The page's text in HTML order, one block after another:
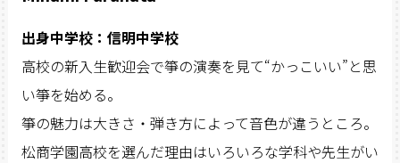
出身中学校：信明中学校
高校の新入生歓迎会で箏の演奏を見て“かっこいい”と思
い箏を始める。
箏の魅力は大きさ・弾き方によって音色が違うところ。
松商学園高校を選んだ理由はいろいろな学科や先生がい